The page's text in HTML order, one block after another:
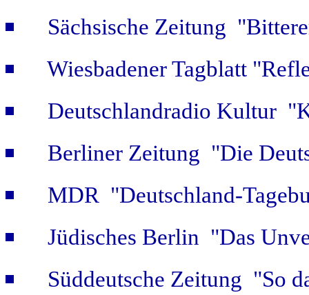
Sächsische Zeitung
Wiesbadener Tagblatt
Deutschlandradio Kultur
Berliner Zeitung "Die
MDR "Deutschland-
Jüdisches Berlin "Das
Süddeutsche Zeitung "So